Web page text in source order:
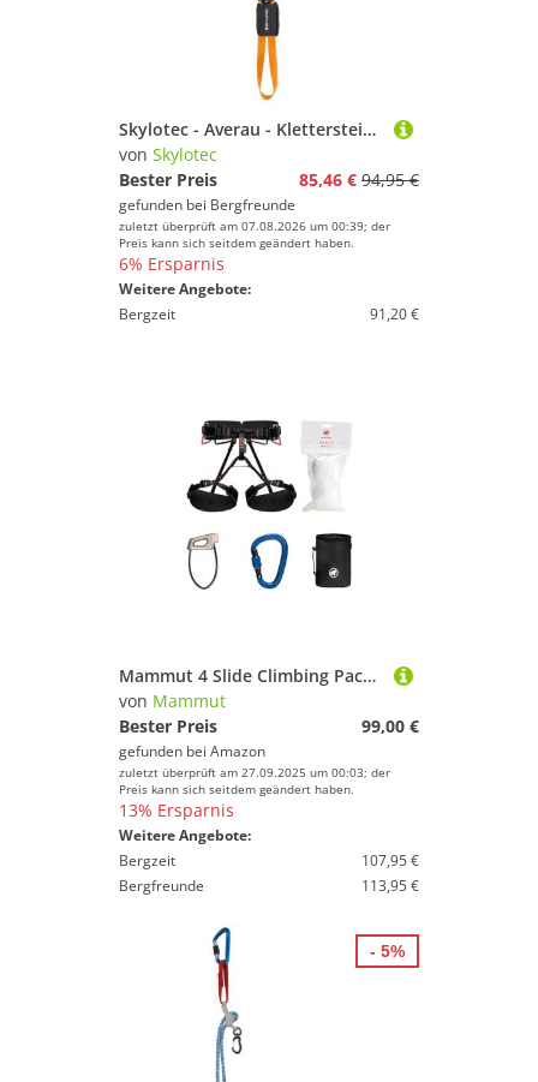
Skylotec - Averau - Klettersteigset schwarz/orange
von Skylotec
Bester Preis
85,46 € 94,95 €
gefunden bei Bergfreunde
zuletzt überprüft am 07.08.2026 um 00:39; der
Preis kann sich seitdem geändert haben.
6% Ersparnis
Weitere Angebote:
Bergzeit
91,20 €
Mammut 4 Slide Climbing Package | Klettersteigset, Mit Klettergurt, Karabiner, Sicherungsgerät, Chalk Bag und Chalk Balls, Ausrüstung zum Klettern, Absturzsicherung | XS-M
von Mammut
Bester Preis
99,00 €
gefunden bei Amazon
zuletzt überprüft am 27.09.2025 um 00:03; der
Preis kann sich seitdem geändert haben.
13% Ersparnis
Weitere Angebote:
Bergzeit
107,95 €
Bergfreunde
113,95 €
- 5%